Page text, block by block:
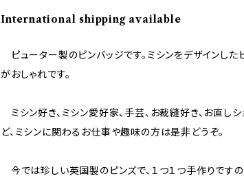
International shipping available
ピューター製のピンバッジです。ミシンをデザインした
がおしゃれです。
ミシン好き、ミシン愛好家、手芸、お裁縫好き、お直し
ど、ミシンに関わるお仕事や趣味の方は是非どうぞ。
今では珍しい英国製のピンズで、１つ１つ手作りです